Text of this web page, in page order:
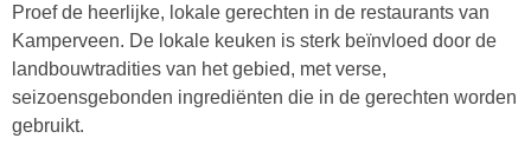
Proef de heerlijke, lokale gerechten in de restaurants van
Kamperveen. De lokale keuken is sterk beïnvloed door de
landbouwtradities van het gebied, met verse,
seizoensgebonden ingrediënten die in de gerechten worden
gebruikt.